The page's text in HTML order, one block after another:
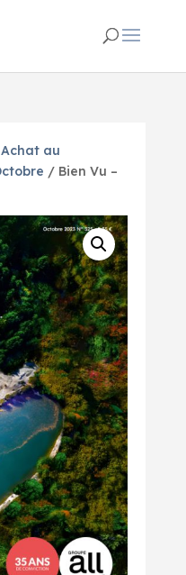
Achat au
/ Bien Vu –